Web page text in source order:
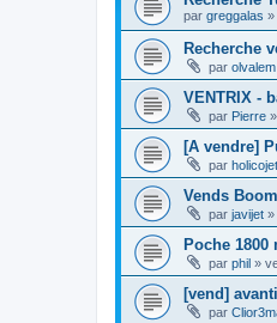
par greggalas »
Recherche
par olvalem
VENTRIX -
par Pierre »
[A vendre]
par holicojet
Vends
par javijet »
Poche 1800
par phil »
[vend]
par